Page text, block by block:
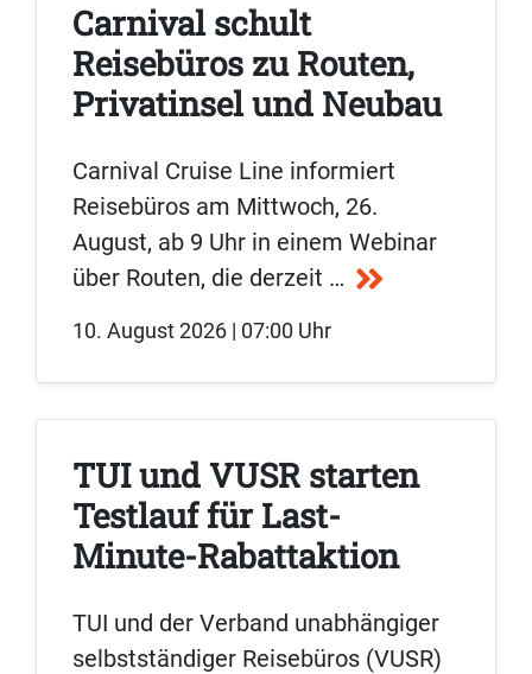
Carnival schult
Reisebüros zu Routen,
Privatinsel und Neubau
Carnival Cruise Line informiert
Reisebüros am Mittwoch, 26.
August, ab 9 Uhr in einem Webinar
über Routen, die derzeit …
10. August 2026 | 07:00 Uhr
TUI und VUSR starten
Testlauf für Last-
Minute-Rabattaktion
TUI und der Verband unabhängiger
selbstständiger Reisebüros (VUSR)